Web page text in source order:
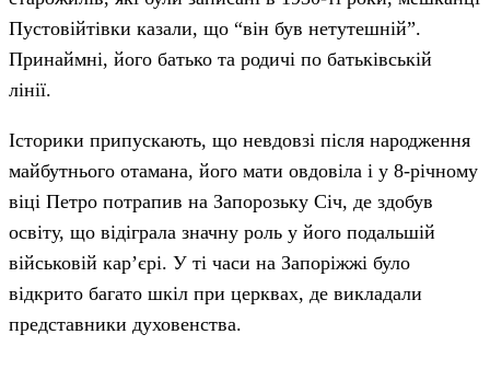
Пустовійтівки казали, що “він був нетутешній”.
Принаймні, його батько та родичі по батьківській
лінії.
Історики припускають, що невдовзі після народження
майбутнього отамана, його мати овдовіла і у 8-річному
віці Петро потрапив на Запорозьку Січ, де здобув
освіту, що відіграла значну роль у його подальшій
військовій кар’єрі. У ті часи на Запоріжжі було
відкрито багато шкіл при церквах, де викладали
представники духовенства.